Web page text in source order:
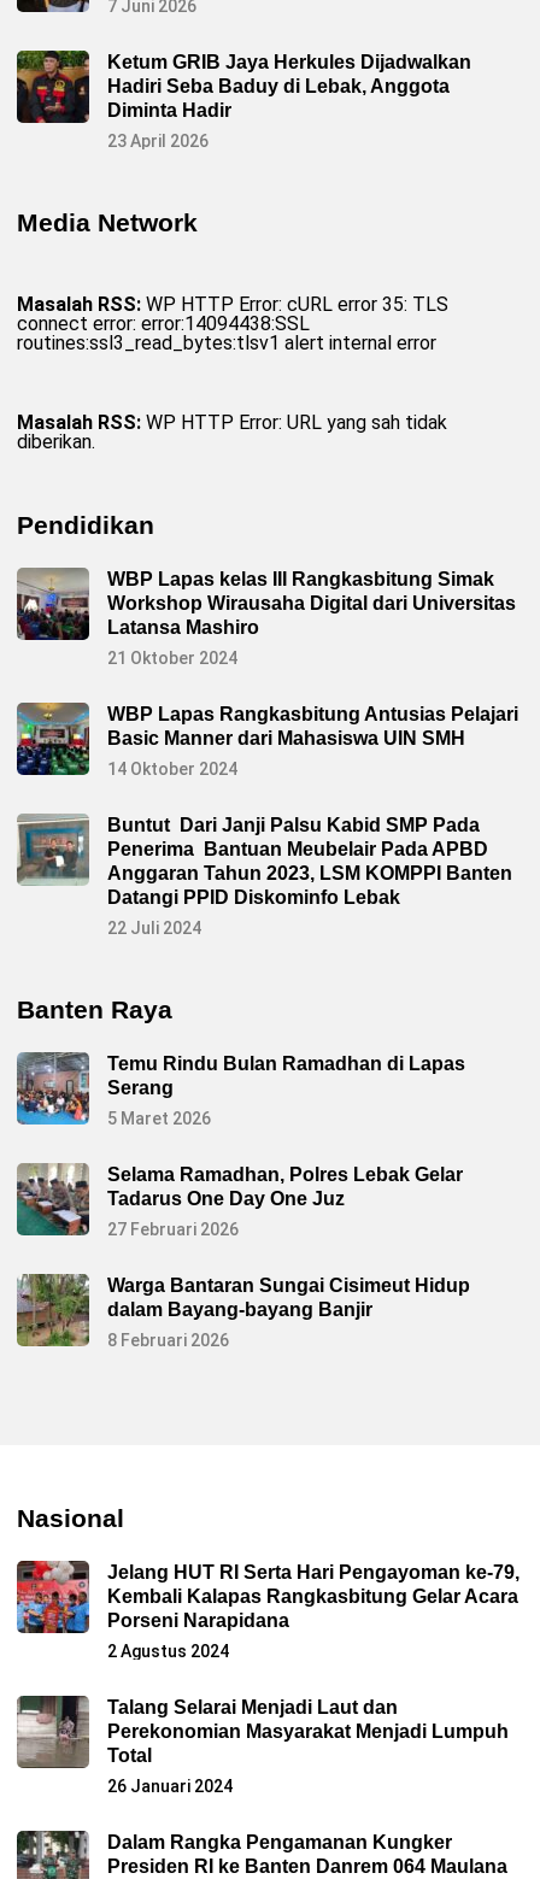
7 Juni 2026
Ketum GRIB Jaya Herkules Dijadwalkan
Hadiri Seba Baduy di Lebak, Anggota
Diminta Hadir
23 April 2026
Media Network
Masalah RSS: WP HTTP Error: cURL error 35: TLS
connect error: error:14094438:SSL
routines:ssl3_read_bytes:tlsv1 alert internal error
Masalah RSS: WP HTTP Error: URL yang sah tidak
diberikan.
Pendidikan
WBP Lapas kelas III Rangkasbitung Simak
Workshop Wirausaha Digital dari Universitas
Latansa Mashiro
21 Oktober 2024
WBP Lapas Rangkasbitung Antusias Pelajari
Basic Manner dari Mahasiswa UIN SMH
14 Oktober 2024
Buntut Dari Janji Palsu Kabid SMP Pada
Penerima Bantuan Meubelair Pada APBD
Anggaran Tahun 2023, LSM KOMPPI Banten
Datangi PPID Diskominfo Lebak
22 Juli 2024
Banten Raya
Temu Rindu Bulan Ramadhan di Lapas
Serang
5 Maret 2026
Selama Ramadhan, Polres Lebak Gelar
Tadarus One Day One Juz
27 Februari 2026
Warga Bantaran Sungai Cisimeut Hidup
dalam Bayang-bayang Banjir
8 Februari 2026
Nasional
Jelang HUT RI Serta Hari Pengayoman ke-79,
Kembali Kalapas Rangkasbitung Gelar Acara
Porseni Narapidana
2 Agustus 2024
Talang Selarai Menjadi Laut dan
Perekonomian Masyarakat Menjadi Lumpuh
Total
26 Januari 2024
Dalam Rangka Pengamanan Kungker
Presiden RI ke Banten Danrem 064 Maulana